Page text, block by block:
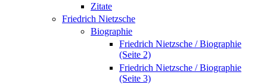
Zitate
Friedrich Nietzsche
Biographie
Friedrich Nietzsche / Biographie
(Seite 2)
Friedrich Nietzsche / Biographie
(Seite 3)